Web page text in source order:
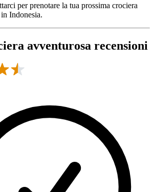
per prenotare la tua prossima crociera
Indonesia.
avventurosa recensioni